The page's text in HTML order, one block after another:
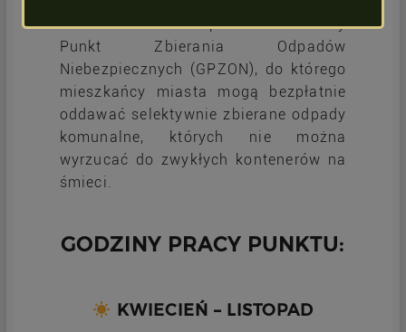
Od 2013 r. JZK prowadzi Gminny
Punkt Zbierania Odpadów
Niebezpiecznych (GPZON), do którego
mieszkańcy miasta mogą bezpłatnie
oddawać selektywnie zbierane odpady
komunalne, których nie można
wyrzucać do zwykłych kontenerów na
śmieci.
GODZINY PRACY PUNKTU:
KWIECIEŃ – LISTOPAD